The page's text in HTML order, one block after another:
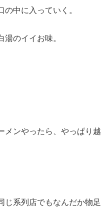
中に入っていく。
湯のイイお味。
メンやったら、やっぱり越
じ系列店でもなんだか物足